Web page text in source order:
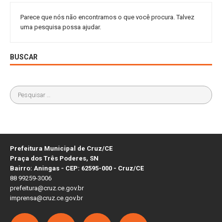
Parece que nós não encontramos o que você procura. Talvez
uma pesquisa possa ajudar.
BUSCAR
Prefeitura Municipal de Cruz/CE
Praça dos Três Poderes, SN
Bairro: Aningas - CEP: 62595-000 - Cruz/CE
88 99259-3006
prefeitura@cruz.ce.gov.br
imprensa@cruz.ce.gov.br